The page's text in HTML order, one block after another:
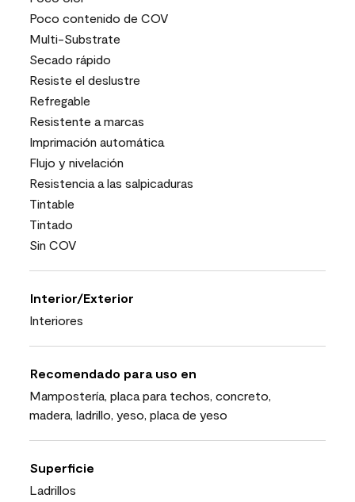
Poco contenido de COV
Multi-Substrate
Secado rápido
Resiste el deslustre
Refregable
Resistente a marcas
Imprimación automática
Flujo y nivelación
Resistencia a las salpicaduras
Tintable
Tintado
Sin COV
Interior/Exterior
Interiores
Recomendado para uso en
Mampostería, placa para techos, concreto,
madera, ladrillo, yeso, placa de yeso
Superficie
Ladrillos